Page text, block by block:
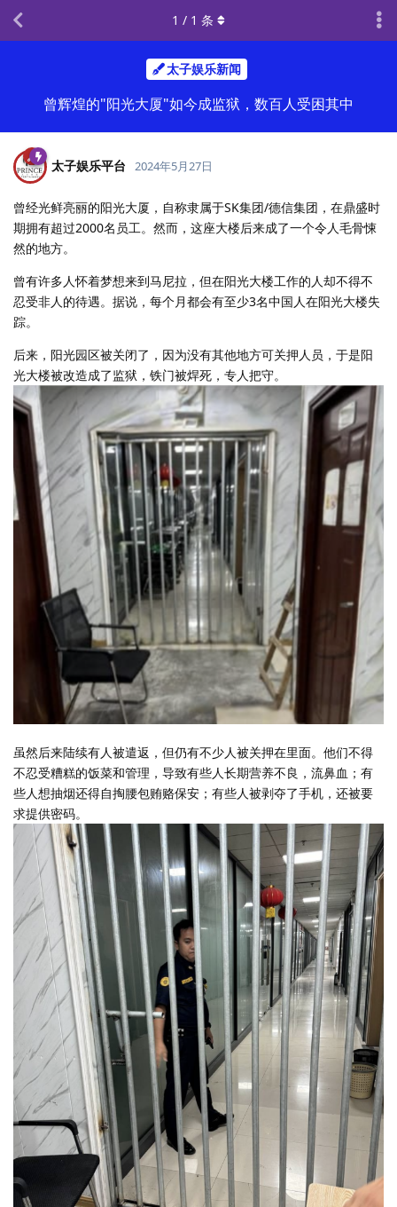
太子娱乐新闻
曾辉煌的"阳光大厦"如今成监狱，数百人受困其中
1 / 1 条
太子娱乐平台 2024年5月27日
曾经光鲜亮丽的阳光大厦，自称隶属于SK集团/德信集团，在鼎盛时
期拥有超过2000名员工。然而，这座大楼后来成了一个令人毛骨悚
然的地方。
曾有许多人怀着梦想来到马尼拉，但在阳光大楼工作的人却不得不
忍受非人的待遇。据说，每个月都会有至少3名中国人在阳光大楼失
踪。
后来，阳光园区被关闭了，因为没有其他地方可关押人员，于是阳
光大楼被改造成了监狱，铁门被焊死，专人把守。
虽然后来陆续有人被遣返，但仍有不少人被关押在里面。他们不得
不忍受糟糕的饭菜和管理，导致有些人长期营养不良，流鼻血；有
些人想抽烟还得自掏腰包贿赂保安；有些人被剥夺了手机，还被要
求提供密码。